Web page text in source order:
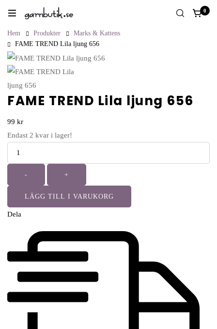
0
Hem Produkter
Marks & Kattens
FAME TREND Lila ljung 656
FAME TREND Lila ljung 656
99 kr
Endast 2 kvar i lager!
- +
LÄGG TILL I VARUKORG
Dela